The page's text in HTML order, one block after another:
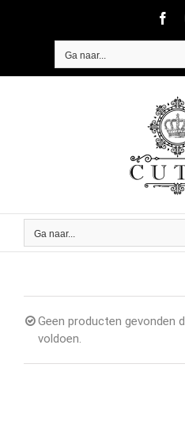
Ga naar...
Ga naar...
Geen producten gevonden
voldoen.